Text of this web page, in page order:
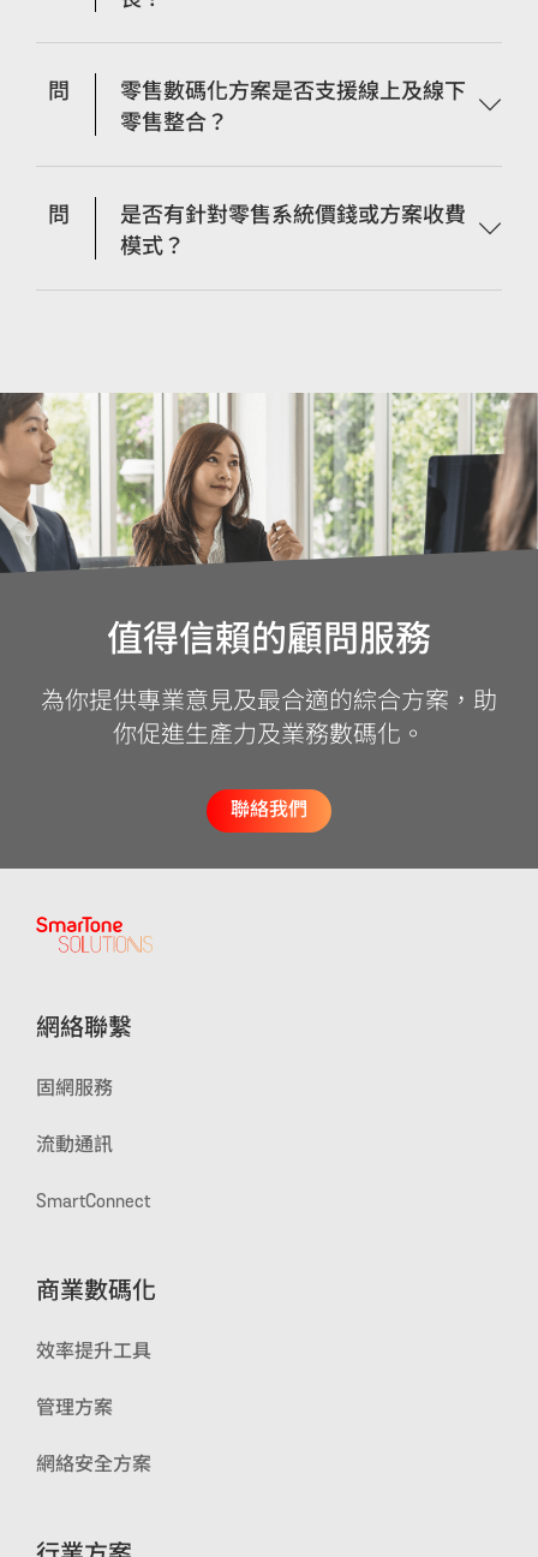
問
零售數碼化方案是否支援線上及線下
零售整合？
問
是否有針對零售系統價錢或方案收費
模式？
值得信賴的顧問服務
為你提供專業意見及最合適的綜合方案，助
你促進生產力及業務數碼化。
聯絡我們
網絡聯繫
固網服務
流動通訊
SmartConnect
商業數碼化
效率提升工具
管理方案
網絡安全方案